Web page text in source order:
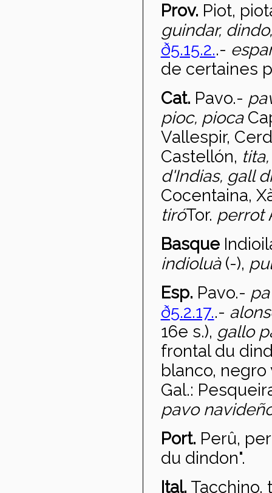
Prov. Piot,
guindar,
ð5.15.2..-
de certaines
Cat. Pavo.-
pioc, pioca
Vallespir,
Castellón,
d'Indias, gall
Cocentaina,
tiróTor. perrot
Basque
indioluà (-),
Esp. Pavo.-
ð5.2.17..-
16e s.), gallo
frontal du
blanco,
Gal.:
pavo
Port. Perû,
du dindon".
Ital. Tacchino,